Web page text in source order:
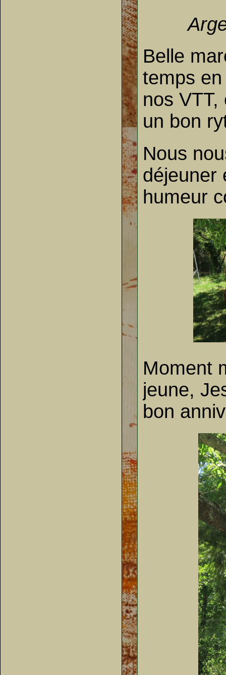
Belle
temps
nos
un bon
Nous
déjeuner
humeur
Moment
jeune,
bon